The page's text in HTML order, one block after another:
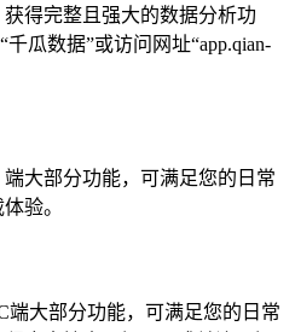
得完整且强大的数据分析功
千瓜数据”或访问网址“app.qian-
端大部分功能，可满足您的日常
验。
端大部分功能，可满足您的日常